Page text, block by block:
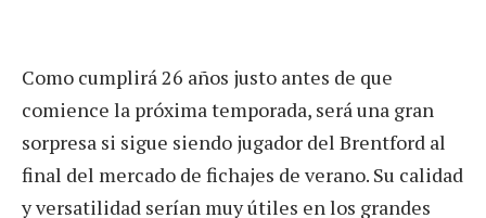
Como cumplirá 26 años justo antes de que
comience la próxima temporada, será una gran
sorpresa si sigue siendo jugador del Brentford al
final del mercado de fichajes de verano. Su calidad
y versatilidad serían muy útiles en los grandes